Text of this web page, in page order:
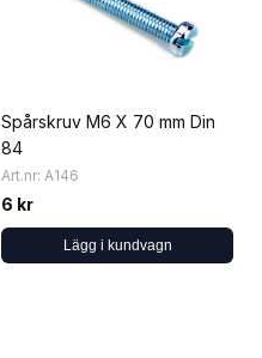
Spårskruv M6 X 70 mm Din
84
Art.nr: A146
6 kr
Lägg i kundvagn